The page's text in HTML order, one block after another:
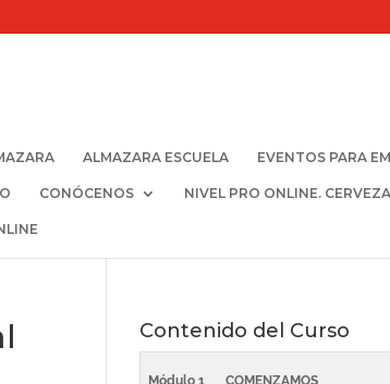
ALMAZARA ESCUELA EVENTOS PARA
CONÓCENOS NIVEL PRO ONLINE. CERVEZA
Contenido del Curso
Módulo 1 COMENZAMOS